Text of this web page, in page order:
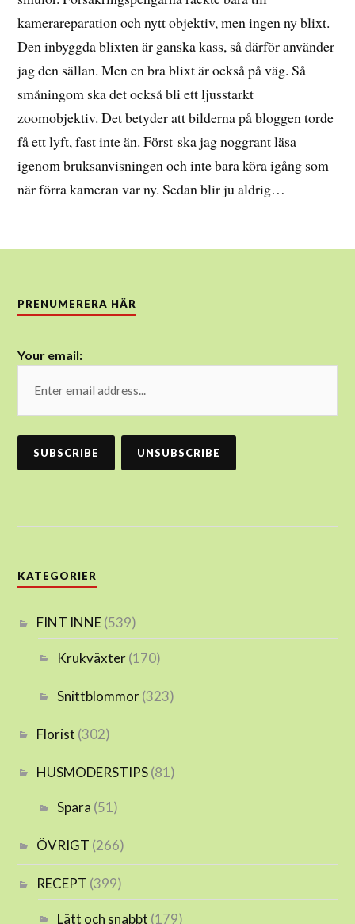
kamerareparation och nytt objektiv, men ingen ny blixt.
Den inbyggda blixten är ganska kass, så därför använder
jag den sällan. Men en bra blixt är också på väg. Så
småningom ska det också bli ett ljusstarkt
zoomobjektiv. Det betyder att bilderna på bloggen torde
få ett lyft, fast inte än. Först ska jag noggrant läsa
igenom bruksanvisningen och inte bara köra igång som
när förra kameran var ny. Sedan blir ju aldrig…
PRENUMERERA HÄR
Your email:
KATEGORIER
FINT INNE(539)
Krukväxter(170)
Snittblommor(323)
Florist (302)
HUSMODERSTIPS(81)
Spara (51)
ÖVRIGT (266)
RECEPT (399)
Lätt och snabbt (179)